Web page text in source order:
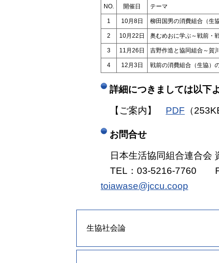
NO. 開催日 テーマ
1 10月8日 柳田国男の消費組合（生
2 10月22日 奥むめおに学ぶ～戦前・
3 11月26日 吉野作造と協同組合～賀
4 12月3日 戦前の消費組合（生協）
詳細につきましては以下
【ご案内】 PDF （
お問合せ
日本生活協同組合連合会
TEL：03-5216-7760
toiawase@jccu.coop
生協社会論